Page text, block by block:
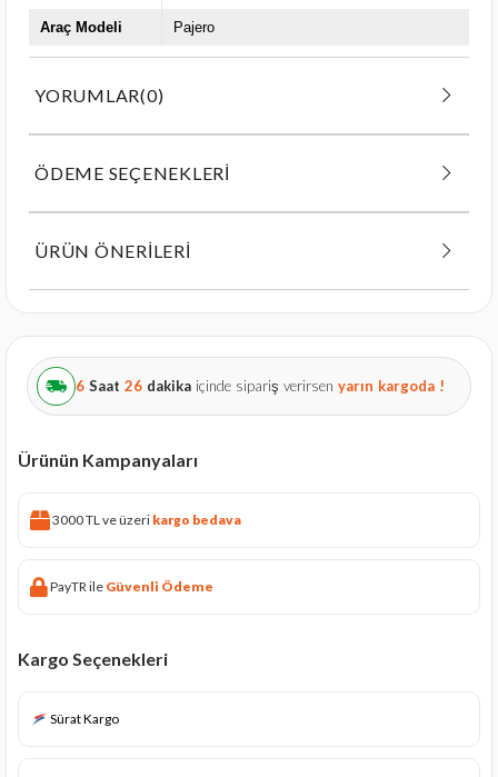
Araç Modeli Pajero
YORUMLAR(0)
ÖDEME SEÇENEKLERI
ÜRÜN ÖNERILERI
6 Saat 26 dakika içinde sipariş verirsen yarın kargoda !
Ürünün Kampanyaları
3000 TL ve üzeri kargo bedava
PayTR ile Güvenli Ödeme
Kargo Seçenekleri
Sürat Kargo